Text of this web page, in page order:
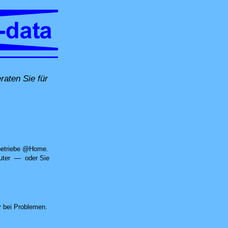
Sie für
per Fernwartung oder in unserer Computer-Werkstatt in
@Home.
— oder Sie
Problemen.